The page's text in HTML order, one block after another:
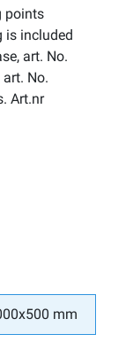
points
is included
art. No.
No.
Art.nr
mm